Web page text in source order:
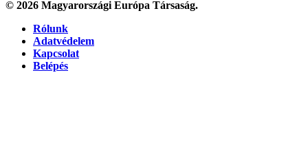
© 2026 Magyarországi Európa Társaság.
Rólunk
Adatvédelem
Kapcsolat
Belépés